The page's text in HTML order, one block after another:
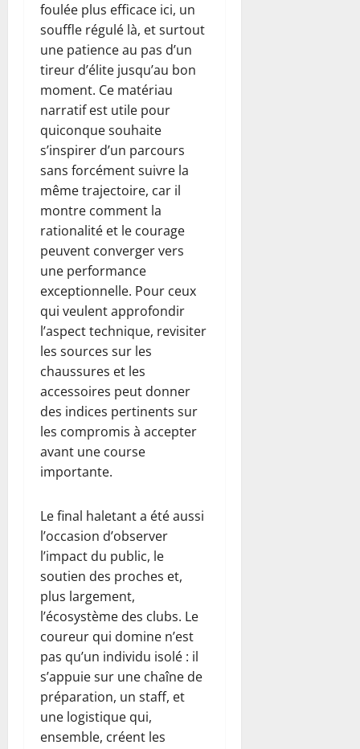
foulée plus efficace ici, un
souffle régulé là, et surtout
une patience au pas d’un
tireur d’élite jusqu’au bon
moment. Ce matériau
narratif est utile pour
quiconque souhaite
s’inspirer d’un parcours
sans forcément suivre la
même trajectoire, car il
montre comment la
rationalité et le courage
peuvent converger vers
une performance
exceptionnelle. Pour ceux
qui veulent approfondir
l’aspect technique, revisiter
les sources sur les
chaussures et les
accessoires peut donner
des indices pertinents sur
les compromis à accepter
avant une course
importante.
Le final haletant a été aussi
l’occasion d’observer
l’impact du public, le
soutien des proches et,
plus largement,
l’écosystème des clubs. Le
coureur qui domine n’est
pas qu’un individu isolé : il
s’appuie sur une chaîne de
préparation, un staff, et
une logistique qui,
ensemble, créent les